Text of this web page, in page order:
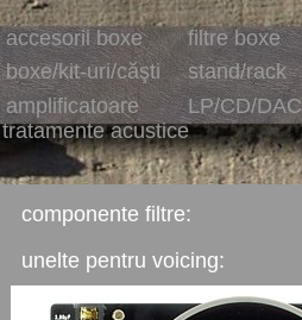
accesorii boxe filtre boxe
boxe/kit-uri/căşti
stand/rack
amplificatoare
LP/CD/DAC
tratamente acustice
componente filtre:
unelte pentru voicing: